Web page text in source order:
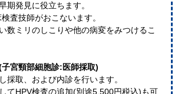
期発見に役立ちます。
検査技師がおこないます。
数ミリのしこりや他の病変をみつけるこ
宮頸部細胞診:医師採取)
採取、および内診を行います。
てHPV検査の追加(別途5,500円税込)も可